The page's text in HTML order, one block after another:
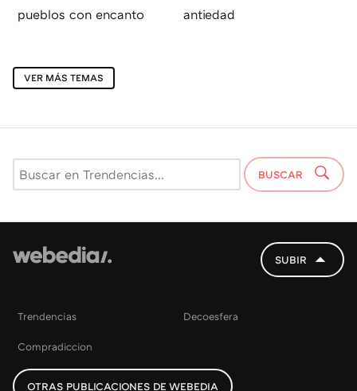
pueblos con encanto antiedad
VER MÁS TEMAS
BUSCAR
SUBIR
Trendencias Decoesfera
Compradiccion
OTRAS PUBLICACIONES DE WEBEDIA